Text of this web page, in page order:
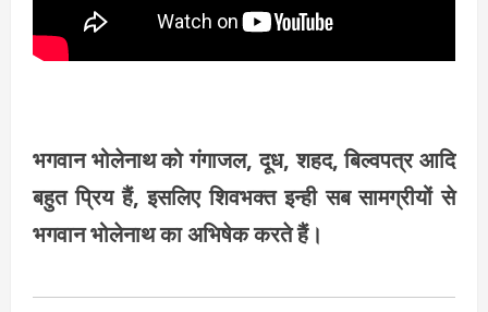
भगवान भोलेनाथ को गंगाजल, दूध, शहद, बिल्वपत्र आदि
बहुत प्रिय हैं, इसलिए शिवभक्त इन्ही सब सामग्रीयों से
भगवान भोलेनाथ का अभिषेक करते हैं।